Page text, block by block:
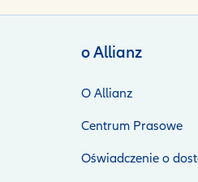
o Allianz
O Allianz
Centrum Prasowe
Oświadczenie o